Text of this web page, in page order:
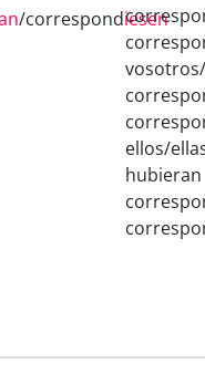
/correspondiesen
ellos/
hubieran